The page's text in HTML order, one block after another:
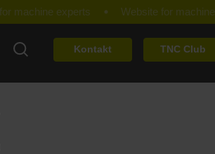
Kontakt TNC Club